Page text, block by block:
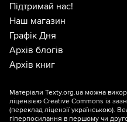
Підтримай нас!
Наш магазин
Графік Дня
Архів блогів
Архів книг
Матеріали Texty.org.ua можна
ліцензією Creative Commons із
(переклад ліцензії українською).
гіперпосилання в першому чи